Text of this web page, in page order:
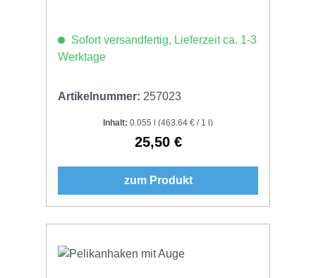
Sofort versandfertig, Lieferzeit ca. 1-3
Werktage
Artikelnummer: 257023
Inhalt: 0.055 l (463,64 € / 1 l)
Regulärer Preis:
25,50 €
zum Produkt